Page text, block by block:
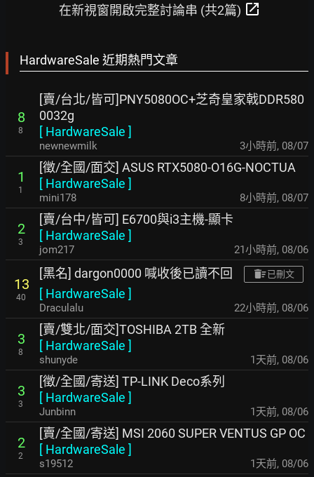
在新視窗開啟完整討論串 (共2篇) open_in_new
HardwareSale 近期熱門文章
8
8
[賣/台北/皆可]PNY5080OC+芝奇皇家戟DDR580
0032g
[ HardwareSale ]
newnewmilk 3小時前, 08/07
1
1
[徵/全國/面交] ASUS RTX5080-O16G-NOCTUA
[ HardwareSale ]
mini178 8小時前, 08/07
2
3
[賣/台中/皆可] E6700與i3主機-顯卡
[ HardwareSale ]
jom217 21小時前, 08/06
13
40
[黑名] dargon0000 喊收後已讀不回 已刪文
[ HardwareSale ]
Draculalu 22小時前, 08/06
3
8
[賣/雙北/面交]TOSHIBA 2TB 全新
[ HardwareSale ]
shunyde 1天前, 08/06
3
3
[徵/全國/寄送] TP-LINK Deco系列
[ HardwareSale ]
Junbinn 1天前, 08/06
2
2
[賣/全國/寄送] MSI 2060 SUPER VENTUS GP OC
[ HardwareSale ]
s19512 1天前, 08/06